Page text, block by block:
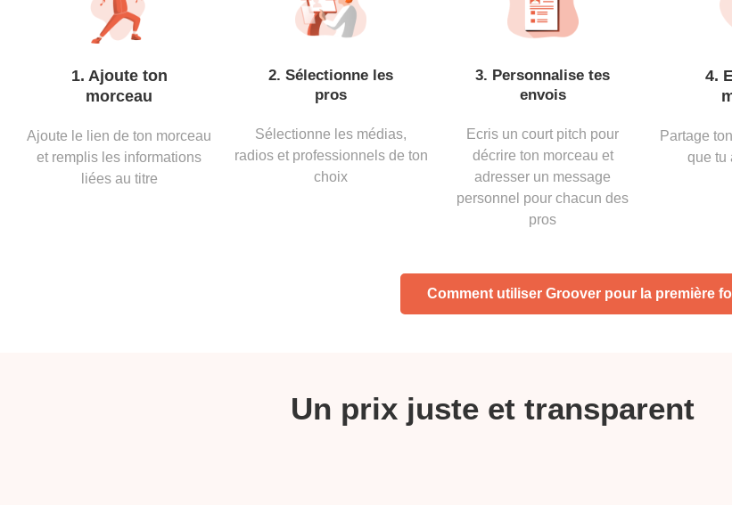
1. Ajoute ton
morceau
Ajoute le lien de ton morceau
et remplis les informations
liées au titre
2. Sélectionne les
pros
Sélectionne les médias,
radios et professionnels de ton
choix
3. Personnalise tes
envois
Ecris un court pitch pour
décrire ton morceau et
adresser un message
personnel pour chacun des
pros
4.
Partage
que tu
Comment utiliser Groover pour la première
Un prix juste et transparent